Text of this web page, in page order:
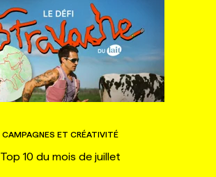
CAMPAGNES ET CRÉATIVITÉ
Top 10 du mois de juillet